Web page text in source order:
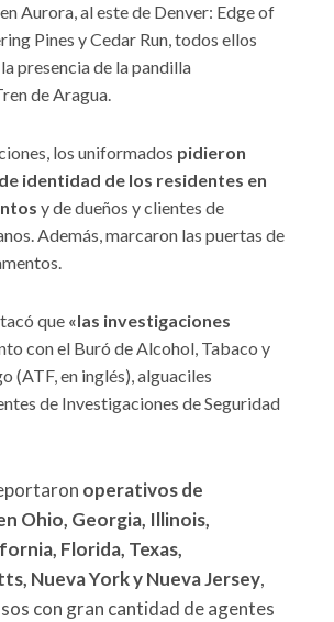
Aurora, al este de Denver: Edge of
Pines y Cedar Run, todos ellos
presencia de la pandilla
de Aragua.
los uniformados pidieron
identidad de los residentes en
y de dueños y clientes de
Además, marcaron las puertas de
que «las investigaciones
con el Buró de Alcohol, Tabaco y
(ATF, en inglés), alguaciles
de Investigaciones de Seguridad
operativos de
Ohio, Georgia, Illinois,
Florida, Texas,
Nueva York y Nueva Jersey,
con gran cantidad de agentes